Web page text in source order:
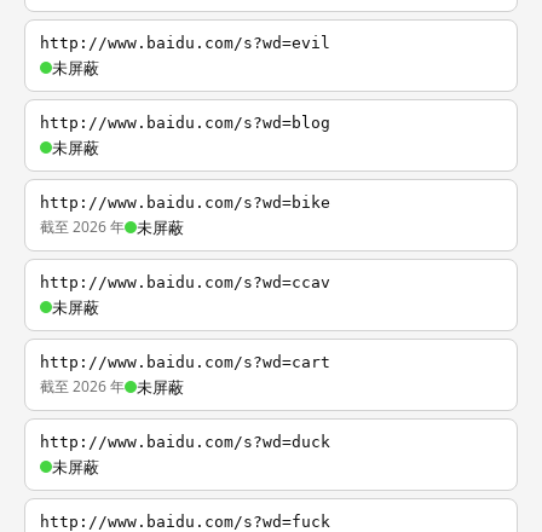
http://www.baidu.com/s?wd=evil
未屏蔽
http://www.baidu.com/s?wd=blog
未屏蔽
http://www.baidu.com/s?wd=bike
截至 2026 年 未屏蔽
http://www.baidu.com/s?wd=ccav
未屏蔽
http://www.baidu.com/s?wd=cart
截至 2026 年 未屏蔽
http://www.baidu.com/s?wd=duck
未屏蔽
http://www.baidu.com/s?wd=fuck